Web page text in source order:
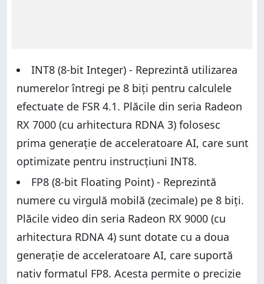
INT8 (8-bit Integer) - Reprezintă utilizarea
numerelor întregi pe 8 biți pentru calculele
efectuate de FSR 4.1. Plăcile din seria Radeon
RX 7000 (cu arhitectura RDNA 3) folosesc
prima generație de acceleratoare AI, care sunt
optimizate pentru instrucțiuni INT8.
FP8 (8-bit Floating Point) - Reprezintă
numere cu virgulă mobilă (zecimale) pe 8 biți.
Plăcile video din seria Radeon RX 9000 (cu
arhitectura RDNA 4) sunt dotate cu a doua
generație de acceleratoare AI, care suportă
nativ formatul FP8. Acesta permite o precizie